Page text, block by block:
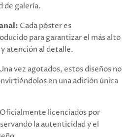
de galería.
Cada póster es
para garantizar el más alto
atención al detalle.
vez agotados, estos diseños no
en una adición única
Oficialmente licenciados por
la autenticidad y el